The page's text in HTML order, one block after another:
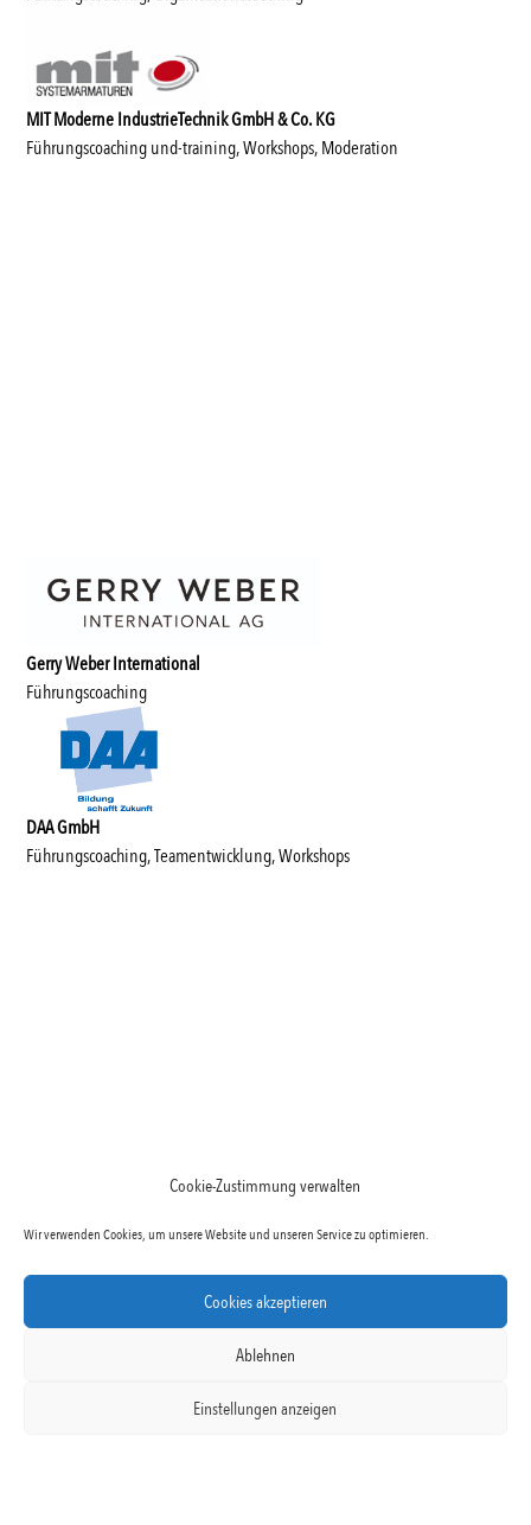
Cookie-Zustimmung verwalten
Wir verwenden Cookies, um unsere Website und unseren Service zu optimieren.
Cookies akzeptieren
Ablehnen
Einstellungen anzeigen
MIT Moderne IndustrieTechnik GmbH & Co. KG
Führungscoaching und-training, Workshops, Moderation
Gerry Weber International
Führungscoaching
DAA GmbH
Führungscoaching, Teamentwicklung, Workshops
Führungscoaching, Organisationscoaching